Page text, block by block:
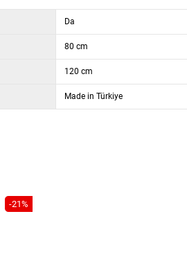
Da
80 cm
120 cm
Made in Türkiye
-21%